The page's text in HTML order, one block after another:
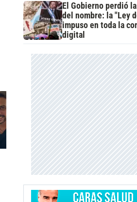
El Gobierno perdió
del nombre: la "Ley
impuso en toda la
digital